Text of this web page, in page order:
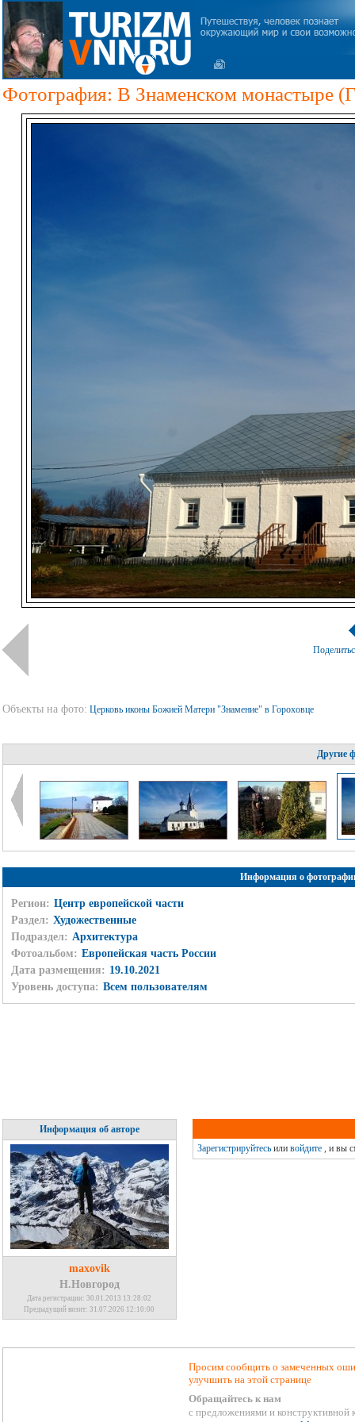
Фотография: В Знаменском монастыре
Объекты на фото: Церковь иконы Божией Матери "Знамение" в Гороховце
Другие
Информация о
Регион: Центр европейской части
Раздел: Художественные
Подраздел: Архитектура
Фотоальбом: Европейская часть России
Дата размещения: 19.10.2021
Уровень доступа: Всем пользователям
Информация об авторе
maxovik
Н.Новгород
Дата регистрации: 30.01.2013 13:28:02
Предыдущий визит: 31.07.2026 12:10:00
Зарегистрируйтесьили войдите, и вы
Просим сообщить о замеченных
улучшить на этой странице
Обращайтесь к нам
с предложениями и конструктивной